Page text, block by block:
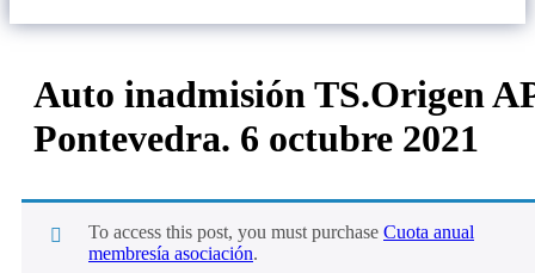
Auto inadmisión TS.Origen
Pontevedra. 6 octubre 2021
To access this post, you must purchase Cuota anual
membresía asociación.